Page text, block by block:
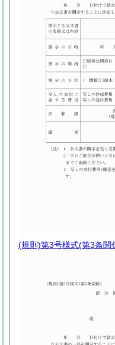
(規則)第3号様式(第3条関